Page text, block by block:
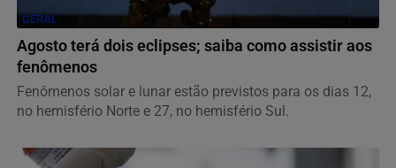
GERAL
Agosto terá dois eclipses; saiba como assistir aos
fenômenos
Fenômenos solar e lunar estão previstos para os dias 12,
no hemisfério Norte e 27, no hemisfério Sul.